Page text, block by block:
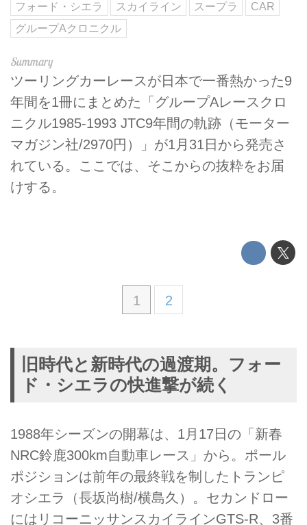
フォード・シエラ
スカイライン スープラ
CAR
グループAクロニクル
ツーリングカーレースが日本で一番熱かった9
年間を1冊にまとめた「グループAレースクロ
ニクル1985-1993 JTC9年間の軌跡（モーター
マガジン社/2970円）」が1月31日から発売さ
れている。ここでは、そこからの抜粋をお届
けする。
1 2
旧時代と新時代の過渡期。フォー
ド・シエラの快進撃が続く
1988年シーズンの開幕は、1月17日の「新春
NRC鈴鹿300km自動車レース」から。ポール
ポジションは前年の最終戦を制したトランピ
オシエラ（長坂尚樹/横島久）。セカンドロー
にはリコーニッサンスカイラインGTS-R、3番